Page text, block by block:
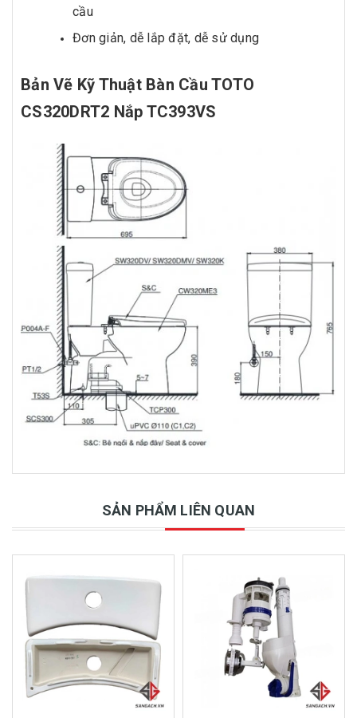
cầu
Đơn giản, dễ lắp đặt, dễ sử dụng
Bản Vẽ Kỹ Thuật Bàn Cầu TOTO
CS320DRT2 Nắp TC393VS
SẢN PHẨM LIÊN QUAN